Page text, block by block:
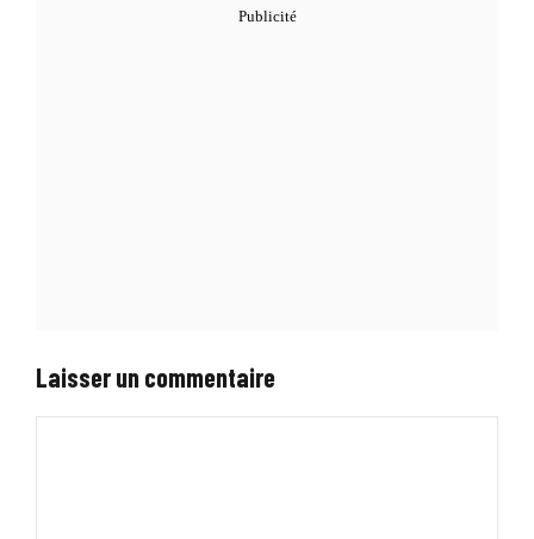
Laisser un commentaire